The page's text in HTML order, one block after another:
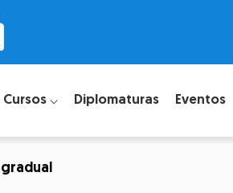
Cursos ⌵ Diplomaturas Eventos